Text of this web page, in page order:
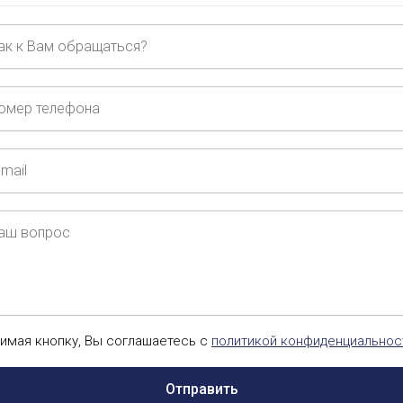
кнопку, Вы соглашаетесь с политикой
Отправить